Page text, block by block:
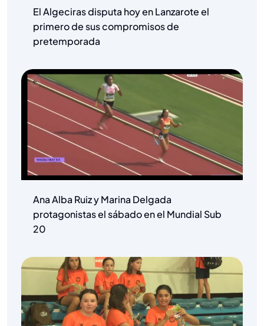
El Algeciras disputa hoy en Lanzarote el
primero de sus compromisos de
pretemporada
Ana Alba Ruiz y Marina Delgada
protagonistas el sábado en el Mundial Sub
20